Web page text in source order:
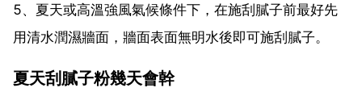
5、夏天或高溫強風氣候條件下，在施刮膩子前最好先
用清水潤濕牆面，牆面表面無明水後即可施刮膩子。
夏天刮膩子粉幾天會幹